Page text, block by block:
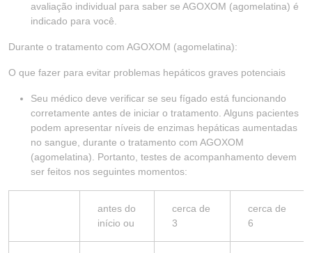
avaliação individual para saber se AGOXOM (agomelatina) é
indicado para você.
Durante o tratamento com AGOXOM (agomelatina):
O que fazer para evitar problemas hepáticos graves potenciais
Seu médico deve verificar se seu fígado está funcionando
corretamente antes de iniciar o tratamento. Alguns pacientes
podem apresentar níveis de enzimas hepáticas aumentadas
no sangue, durante o tratamento com AGOXOM
(agomelatina). Portanto, testes de acompanhamento devem
ser feitos nos seguintes momentos:
antes do
início ou
cerca de
3
cerca de
6